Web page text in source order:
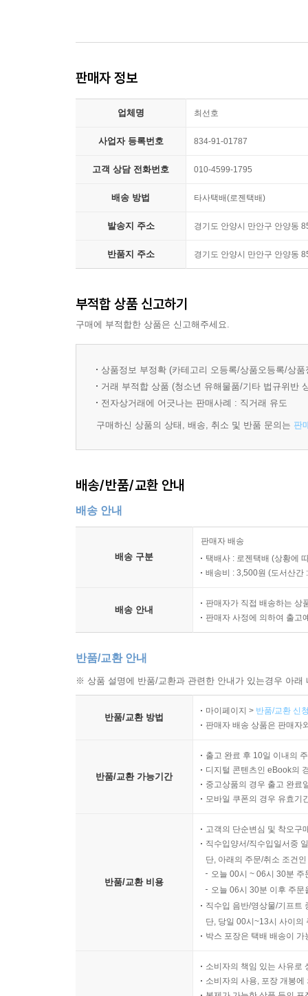
판매자 정보
업체명 최선호
사업자 등록번호 834-91-01787
고객 상담 전화번호 010-4599-1795
배송 방법 타사택배(로젠택배)
발송지 주소 경기도 안양시 만안구 안양동
반품지 주소 경기도 안양시 만안구 안양동
부적합 상품 신고하기
구매에 부적합한 상품은 신고해주세요.
상품정보 부정확 (카테고리 오등록/상품오등록/상
거래 부적합 상품 (청소년 유해물품/기타 법규위반
전자상거래에 어긋나는 판매사례 : 직거래 유도
구매하신 상품의 상태, 배송, 취소 및 반품 문의는 판
배송/반품/교환 안내
배송 안내
배송 구분
판매자 배송
택배사 : 로젠택배 (상황에
배송비 : 3,500원 (도서산간
배송 안내
판매자가 직접 배송하는 상
판매자 사정에 의하여 출고
반품/교환 안내
※ 상품 설명에 반품/교환과 관련한 안내가 있는경우 아
반품/교환 방법
마이페이지 > 반품/교환 신
판매자 배송 상품은 판매자
반품/교환 가능기간
출고 완료 후 10일 이내의
디지털 콘텐츠인 eBook의
중고상품의 경우 출고 완료
모바일 쿠폰의 경우 유효기
반품/교환 비용
고객의 단순변심 및 착오구
직수입양서/직수입일서중
단, 아래의 주문/취소 조건
오늘 00시 ~ 06시 30분
오늘 06시 30분 이후 주
직수입 음반/영상물/기프트
단, 당일 00시~13시 사이의
박스 포장은 택배 배송이
소비자의 책임 있는 사유로
소비자의 사용, 포장 개봉